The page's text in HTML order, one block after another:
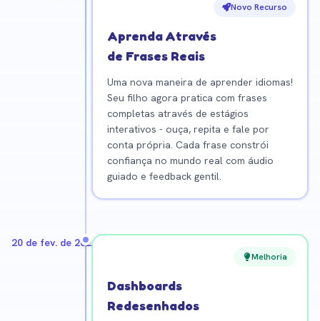
Novo Recurso
Aprenda Através
de Frases Reais
Uma nova maneira de aprender idiomas!
Seu filho agora pratica com frases
completas através de estágios
interativos - ouça, repita e fale por
conta própria. Cada frase constrói
confiança no mundo real com áudio
guiado e feedback gentil.
20 de fev. de 2026
Melhoria
Dashboards
Redesenhados